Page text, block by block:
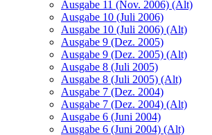
Ausgabe 11 (Nov. 2006) (Alt)
Ausgabe 10 (Juli 2006)
Ausgabe 10 (Juli 2006) (Alt)
Ausgabe 9 (Dez. 2005)
Ausgabe 9 (Dez. 2005) (Alt)
Ausgabe 8 (Juli 2005)
Ausgabe 8 (Juli 2005) (Alt)
Ausgabe 7 (Dez. 2004)
Ausgabe 7 (Dez. 2004) (Alt)
Ausgabe 6 (Juni 2004)
Ausgabe 6 (Juni 2004) (Alt)